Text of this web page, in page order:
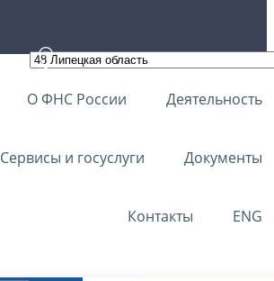
О ФНС России Деятельность
Сервисы и госуслуги Документы
Контакты ENG